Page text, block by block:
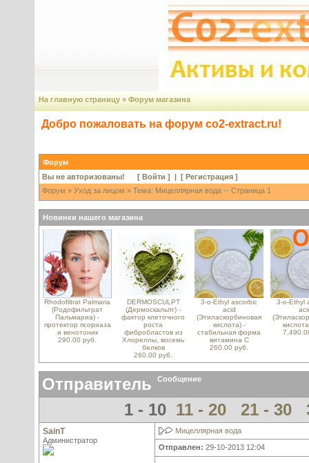
На главную страницу » Форум магазина
Добро пожаловать на форум co2-extract.ru!
Форум
Вы не авторизованы! [ Войти ] | [ Регистрация ]
Форум » Уход за лицом » Тема: Мицеллярная вода -- Страница 1
Новинки нашего магазина
Rhodofiltrat Palmaria
(Родофильтрат
Пальмариа) -
протектор псориаза
и венотоник
290.00 руб.
DERMOSCULPT
(Дермоскальпт) -
фактор клеточного
роста
фибробластов из
Хлореллы, восемь
белков
260.00 руб.
3-o-Ethyl ascorbic
acid
(Этиласкорбиновая
кислота) -
стабильная форма
витамина С
260.00 руб.
3-o-Ethyl
Отправитель Сообщение
1 - 10 11 - 20 21 - 30
SainT
Администратор
Мицеллярная вода
Отправлен: 29-10-2013 12:04